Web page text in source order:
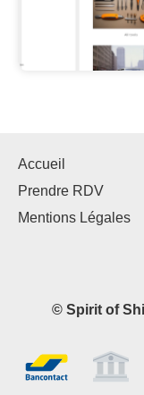
Accueil
Prendre RDV
Mentions Légales
© Spirit of